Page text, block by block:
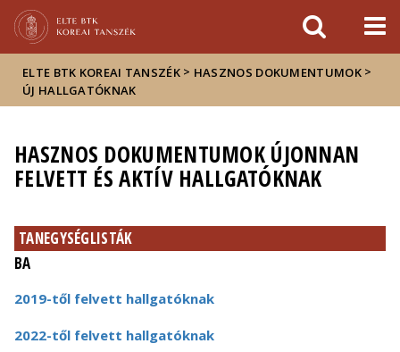
sajtóban
ELTE BTK KOREAI TANSZÉK > HASZNOS DOKUMENTUMOK >
ÚJ HALLGATÓKNAK
HASZNOS DOKUMENTUMOK ÚJONNAN
FELVETT ÉS AKTÍV HALLGATÓKNAK
TANEGYSÉGLISTÁK
BA
2019-től felvett hallgatóknak
2022-től felvett hallgatóknak